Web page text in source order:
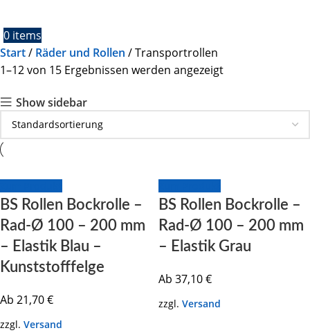
0 items
Start
Räder und Rollen
Transportrollen
1–12 von 15 Ergebnissen werden angezeigt
Show sidebar
BS Rollen Bockrolle –
Rad-Ø 100 – 200 mm
– Elastik Blau –
Kunststofffelge
Ab 21,70€
zzgl. Versand
BS Rollen Bockrolle –
Rad-Ø 100 – 200 mm
– Elastik Grau
Ab 37,10€
zzgl. Versand